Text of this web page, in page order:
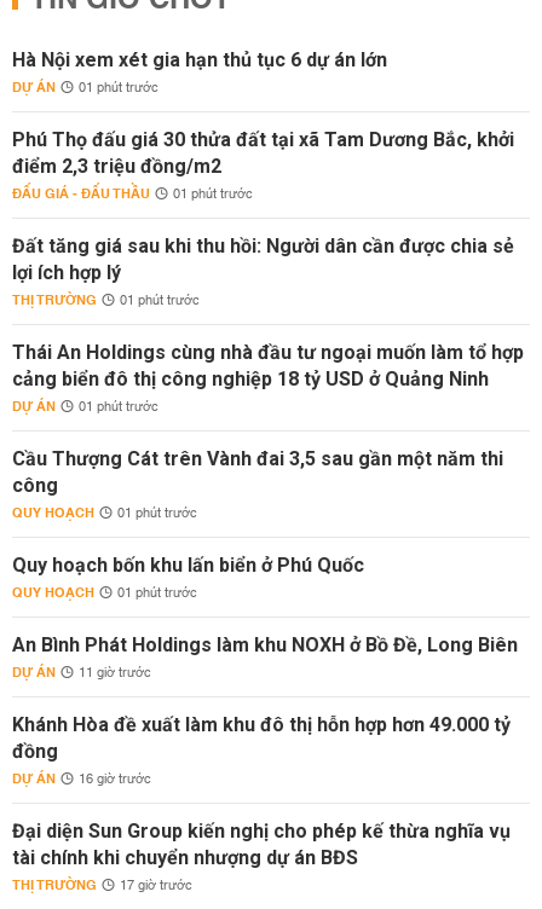
Hà Nội xem xét gia hạn thủ tục 6 dự án lớn
DỰ ÁN 01 phút trước
Phú Thọ đấu giá 30 thửa đất tại xã Tam Dương Bắc, khởi
điểm 2,3 triệu đồng/m2
ĐẤU GIÁ - ĐẤU THẦU 01 phút trước
Đất tăng giá sau khi thu hồi: Người dân cần được chia sẻ
lợi ích hợp lý
THỊ TRƯỜNG 01 phút trước
Thái An Holdings cùng nhà đầu tư ngoại muốn làm tổ hợp
cảng biển đô thị công nghiệp 18 tỷ USD ở Quảng Ninh
DỰ ÁN 01 phút trước
Cầu Thượng Cát trên Vành đai 3,5 sau gần một năm thi
công
QUY HOẠCH 01 phút trước
Quy hoạch bốn khu lấn biển ở Phú Quốc
QUY HOẠCH 01 phút trước
An Bình Phát Holdings làm khu NOXH ở Bồ Đề, Long Biên
DỰ ÁN 11 giờ trước
Khánh Hòa đề xuất làm khu đô thị hỗn hợp hơn 49.000 tỷ
đồng
DỰ ÁN 16 giờ trước
Đại diện Sun Group kiến nghị cho phép kế thừa nghĩa vụ
tài chính khi chuyển nhượng dự án BĐS
THỊ TRƯỜNG 17 giờ trước